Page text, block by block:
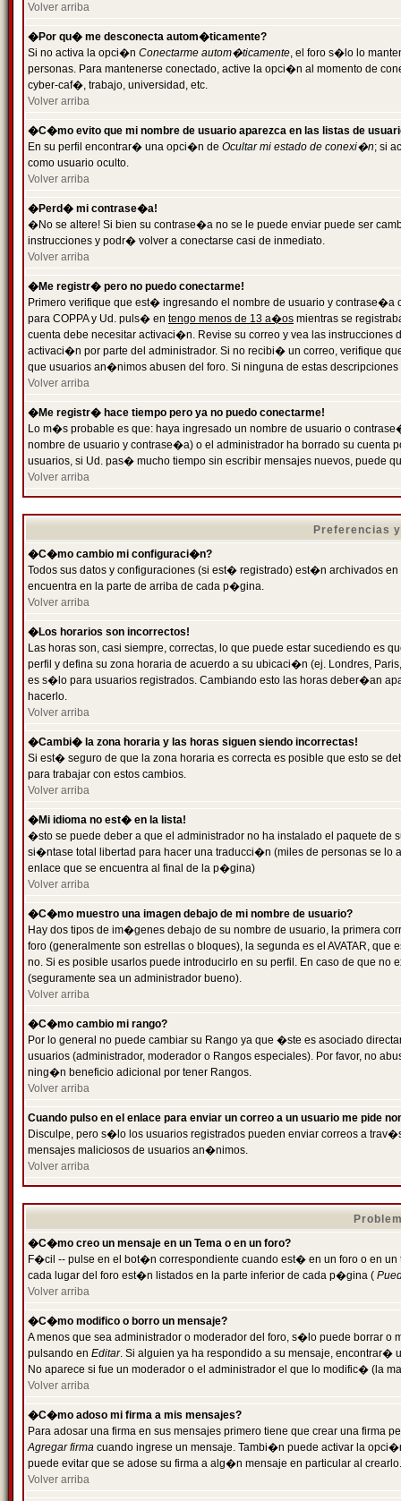
Volver arriba
�Por qu� me desconecta autom�ticamente?
Si no activa la opci�n Conectarme autom�ticamente, el foro s�lo lo
personas. Para mantenerse conectado, active la opci�n al momento de
cyber-caf�, trabajo, universidad, etc.
Volver arriba
�C�mo evito que mi nombre de usuario aparezca en las listas de
En su perfil encontrar� una opci�n de Ocultar mi estado de conexi�n; si
como usuario oculto.
Volver arriba
�Perd� mi contrase�a!
�No se altere! Si bien su contrase�a no se le puede enviar puede ser
instrucciones y podr� volver a conectarse casi de inmediato.
Volver arriba
�Me registr� pero no puedo conectarme!
Primero verifique que est� ingresando el nombre de usuario y
para COPPA y Ud. puls� en tengo menos de 13 a�os mientras se
cuenta debe necesitar activaci�n. Revise su correo y vea las
activaci�n por parte del administrador. Si no recibi� un correo, verifique
que usuarios an�nimos abusen del foro. Si ninguna de estas
Volver arriba
�Me registr� hace tiempo pero ya no puedo conectarme!
Lo m�s probable es que: haya ingresado un nombre de usuario o
nombre de usuario y contrase�a) o el administrador ha borrado su
usuarios, si Ud. pas� mucho tiempo sin escribir mensajes nuevos, puede
Volver arriba
Preferencias
�C�mo cambio mi configuraci�n?
Todos sus datos y configuraciones (si est� registrado) est�n archivados
encuentra en la parte de arriba de cada p�gina.
Volver arriba
�Los horarios son incorrectos!
Las horas son, casi siempre, correctas, lo que puede estar sucediendo es
perfil y defina su zona horaria de acuerdo a su ubicaci�n (ej. Londres,
es s�lo para usuarios registrados. Cambiando esto las horas deber�an
hacerlo.
Volver arriba
�Cambi� la zona horaria y las horas siguen siendo incorrectas!
Si est� seguro de que la zona horaria es correcta es posible que esto se
para trabajar con estos cambios.
Volver arriba
�Mi idioma no est� en la lista!
�sto se puede deber a que el administrador no ha instalado el paquete
si�ntase total libertad para hacer una traducci�n (miles de personas se
enlace que se encuentra al final de la p�gina)
Volver arriba
�C�mo muestro una imagen debajo de mi nombre de usuario?
Hay dos tipos de im�genes debajo de su nombre de usuario, la primera
foro (generalmente son estrellas o bloques), la segunda es el AVATAR,
no. Si es posible usarlos puede introducirlo en su perfil. En caso de que
(seguramente sea un administrador bueno).
Volver arriba
�C�mo cambio mi rango?
Por lo general no puede cambiar su Rango ya que �ste es asociado
usuarios (administrador, moderador o Rangos especiales). Por favor, no
ning�n beneficio adicional por tener Rangos.
Volver arriba
Cuando pulso en el enlace para enviar un correo a un usuario me pide
Disculpe, pero s�lo los usuarios registrados pueden enviar correos a
mensajes maliciosos de usuarios an�nimos.
Volver arriba
�C�mo creo un mensaje en un Tema o en un foro?
F�cil -- pulse en el bot�n correspondiente cuando est� en un foro o en
cada lugar del foro est�n listados en la parte inferior de cada p�gina (
Volver arriba
�C�mo modifico o borro un mensaje?
A menos que sea administrador o moderador del foro, s�lo puede borrar o
pulsando en Editar. Si alguien ya ha respondido a su mensaje, encontrar�
No aparece si fue un moderador o el administrador el que lo modific� (la
Volver arriba
�C�mo adoso mi firma a mis mensajes?
Para adosar una firma en sus mensajes primero tiene que crear una firma
Agregar firma cuando ingrese un mensaje. Tambi�n puede activar la
puede evitar que se adose su firma a alg�n mensaje en particular al crearlo.
Volver arriba